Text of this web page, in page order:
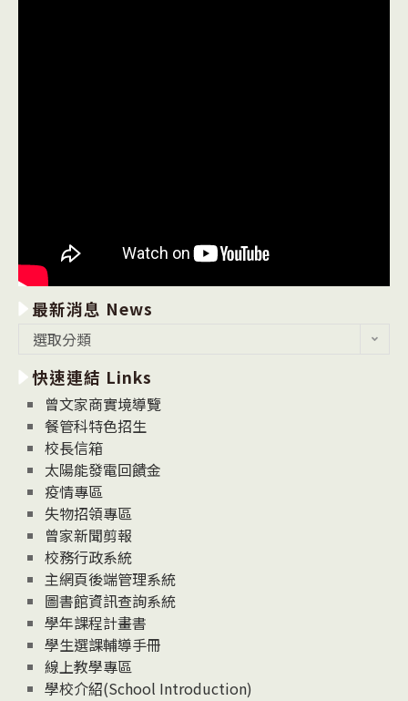
最新消息 News
消
息
News
選取分類
快速連結 Links
曾文家商實境導覽
餐管科特色招生
校長信箱
太陽能發電回饋金
疫情專區
失物招領專區
曾家新聞剪報
校務行政系統
主網頁後端管理系統
圖書館資訊查詢系統
學年課程計畫書
學生選課輔導手冊
線上教學專區
學校介紹(School Introduction)